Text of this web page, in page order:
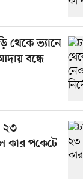
থেকে ভ্যানে
বন্ধে
২৩
কার পকেটে